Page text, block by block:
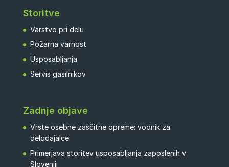
Storitve
Varstvo pri delu
Požarna varnost
Usposabljanja
Servis gasilnikov
Zadnje objave
Vrste osebne zaščitne opreme: vodnik za
delodajalce
Primerjava storitev usposabljanja zaposlenih v
Sloveniji